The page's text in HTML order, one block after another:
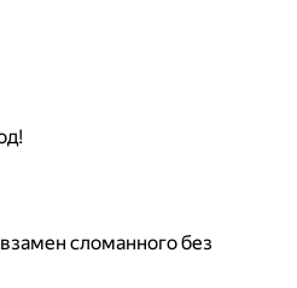
сломанного без